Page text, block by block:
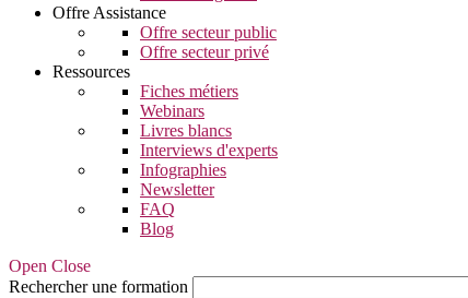
Offre Assistance
Offre secteur public
Offre secteur privé
Ressources
Fiches métiers
Webinars
Livres blancs
Interviews d'experts
Infographies
Newsletter
FAQ
Blog
Open Close
Rechercher une formation